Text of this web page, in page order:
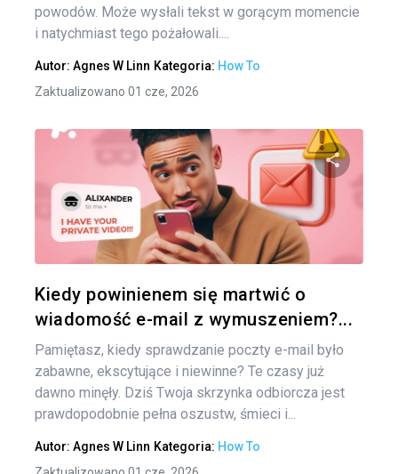
powodów. Może wysłali tekst w gorącym momencie
i natychmiast tego pożałowali....
Autor: Agnes W Linn Kategoria: How To
Zaktualizowano 01 cze, 2026
Kiedy powinienem się martwić o
wiadomość e-mail z wymuszeniem?...
Pamiętasz, kiedy sprawdzanie poczty e-mail było
zabawne, ekscytujące i niewinne? Te czasy już
dawno minęły. Dziś Twoja skrzynka odbiorcza jest
prawdopodobnie pełna oszustw, śmieci i...
Autor: Agnes W Linn Kategoria: How To